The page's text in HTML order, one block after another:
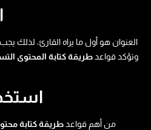
العنوان هو أول ما يراه القارئ، لذلك
وتؤكد قواعد طريقة كتابة المحتوى
من أهم قواعد طريقة كتابة